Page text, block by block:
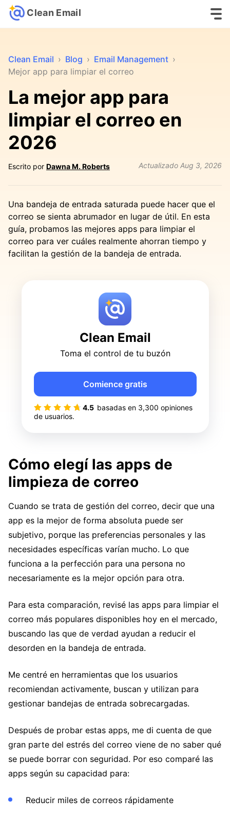
Clean Email
Clean Email › Blog › Email Management ›
Mejor app para limpiar el correo
La mejor app para
limpiar el correo en
2026
Escrito por Dawna M. Roberts Actualizado Aug 3, 2026
Una bandeja de entrada saturada puede hacer que el
correo se sienta abrumador en lugar de útil. En esta
guía, probamos las mejores apps para limpiar el
correo para ver cuáles realmente ahorran tiempo y
facilitan la gestión de la bandeja de entrada.
Clean Email
Toma el control de tu buzón
4.5 basadas en 3,300 opiniones
de usuarios.
Comience gratis
Cómo elegí las apps de
limpieza de correo
Cuando se trata de gestión del correo, decir que una
app es la mejor de forma absoluta puede ser
subjetivo, porque las preferencias personales y las
necesidades específicas varían mucho. Lo que
funciona a la perfección para una persona no
necesariamente es la mejor opción para otra.
Para esta comparación, revisé las apps para limpiar el
correo más populares disponibles hoy en el mercado,
buscando las que de verdad ayudan a reducir el
desorden en la bandeja de entrada.
Me centré en herramientas que los usuarios
recomiendan activamente, buscan y utilizan para
gestionar bandejas de entrada sobrecargadas.
Después de probar estas apps, me di cuenta de que
gran parte del estrés del correo viene de no saber qué
se puede borrar con seguridad. Por eso comparé las
apps según su capacidad para:
Reducir miles de correos rápidamente